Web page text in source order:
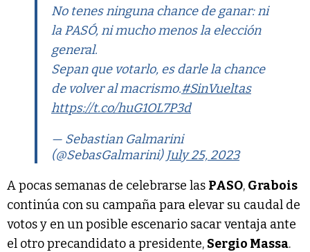
No tenes ninguna chance de ganar: ni
la PASÓ, ni mucho menos la elección
general.
Sepan que votarlo, es darle la chance
de volver al macrismo.#SinVueltas
https://t.co/huG1OL7P3d
— Sebastian Galmarini
(@SebasGalmarini) July 25, 2023
A pocas semanas de celebrarse las PASO, Grabois
continúa con su campaña para elevar su caudal de
votos y en un posible escenario sacar ventaja ante
el otro precandidato a presidente, Sergio Massa.